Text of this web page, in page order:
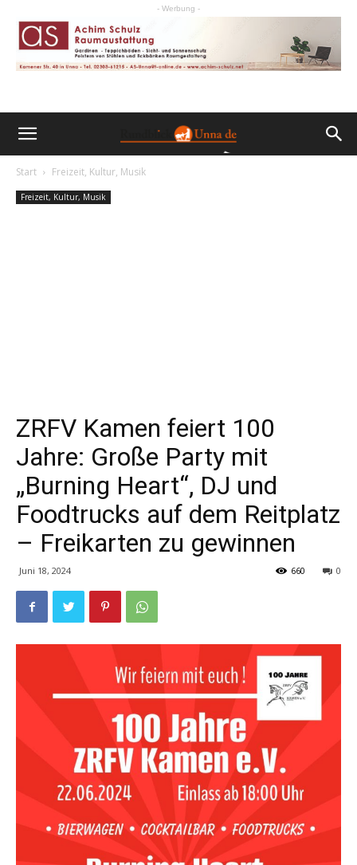
- Werbung -
Start Freizeit, Kultur, Musik
Freizeit, Kultur, Musik
ZRFV Kamen feiert 100
Jahre: Große Party mit
„Burning Heart“, DJ und
Foodtrucks auf dem Reitplatz
– Freikarten zu gewinnen
Juni 18, 2024 0
660